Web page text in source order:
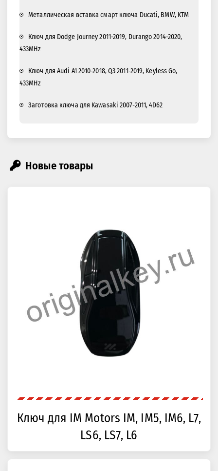
Металлическая вставка смарт ключа Ducati, BMW, KTM
Ключ для Dodge Journey 2011-2019, Durango 2014-2020,
433MHz
Ключ для Audi A1 2010-2018, Q3 2011-2019, Keyless Go,
433MHz
Заготовка ключа для Kawasaki 2007-2011, 4D62
Новые товары
Ключ для IM Motors IM, IM5, IM6, L7,
LS6, LS7, L6